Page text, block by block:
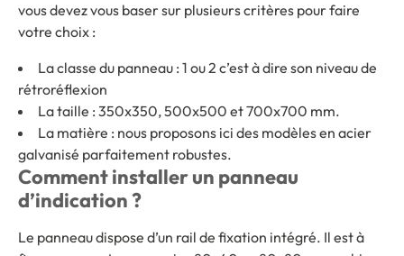
vous devez vous baser sur plusieurs critères pour faire
votre choix :
La classe du panneau : 1 ou 2 c’est à dire son niveau de
rétroréflexion
La taille : 350x350, 500x500 et 700x700 mm.
La matière : nous proposons ici des modèles en acier
galvanisé parfaitement robustes.
Comment installer un panneau
d’indication ?
Le panneau dispose d’un rail de fixation intégré. Il est à